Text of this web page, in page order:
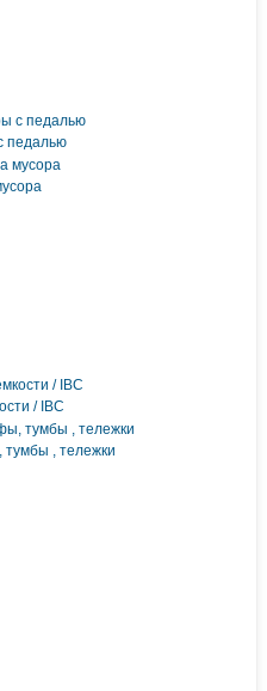
педалью
/ IBC
, тележки